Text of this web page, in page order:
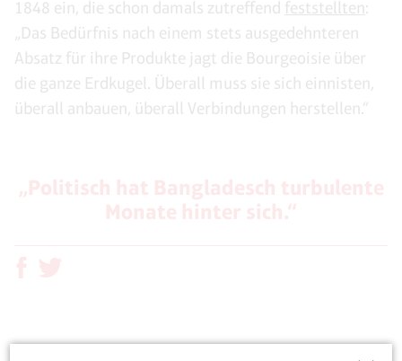
1848 ein, die schon damals zutreffend
feststellten:
„Das Bedürfnis nach einem stets ausgedehnteren
Absatz für ihre Produkte jagt die Bourgeoisie über
die ganze Erdkugel. Überall muss sie sich einnisten,
überall anbauen, überall Verbindungen herstellen.“